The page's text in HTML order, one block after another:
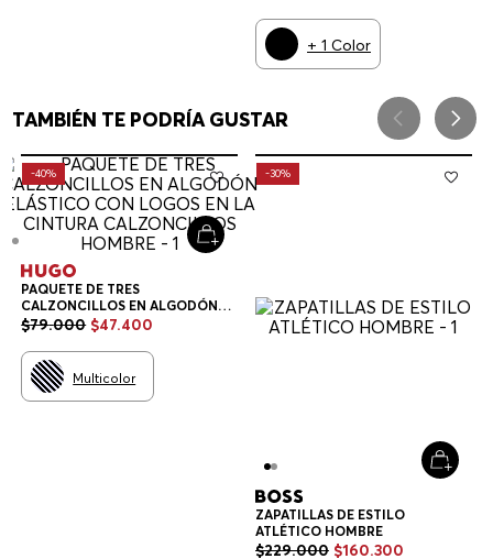
+ 1 Color
TAMBIÉN TE PODRÍA GUSTAR
-40%
PAQUETE DE TRES
CALZONCILLOS EN ALGODÓN
ELÁSTICO CON LOGOS EN LA
HOMBRE
$79.000 $47.400
Multicolor
-30%
ZAPATILLAS DE ESTILO
ATLÉTICO HOMBRE
$229.000 $160.300